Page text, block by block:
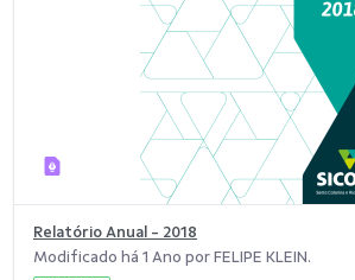
Relatório Anual - 2018
Modificado há 1 Ano por FELIPE KLEIN.